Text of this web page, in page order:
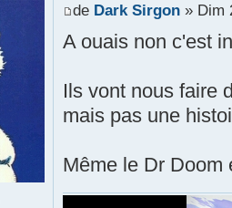
de Dark Sirgon» Dim
A ouais non c'est
Ils vont nous faire
mais pas une
Même le Dr Doom